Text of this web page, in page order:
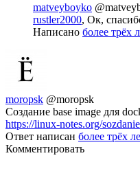
matveyboyko
rustler2000, Ок,
Написано более трёх
moropsk @moropsk
Создание base image для
https://linux-notes.org/
Ответ написан более трёх
Комментировать